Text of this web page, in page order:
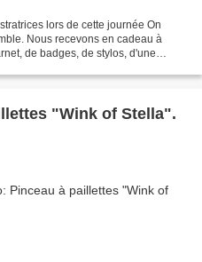
lors de cette journée On
Nous recevons en cadeau à
de badges, de stylos, d'une
"Wink of Stella".